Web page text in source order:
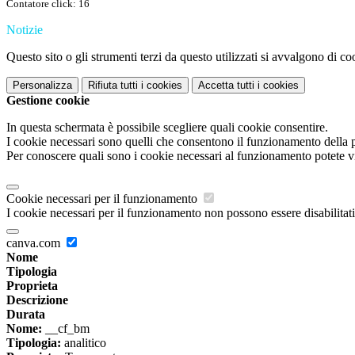
Contatore click: 16
Notizie
Questo sito o gli strumenti terzi da questo utilizzati si avvalgono di
Personalizza Rifiuta tutti i cookies Accetta tutti i cookies
Gestione cookie
In questa schermata è possibile scegliere quali cookie consentire.
I cookie necessari sono quelli che consentono il funzionamento
Per conoscere quali sono i cookie necessari al funzionamento potete
Cookie necessari per il funzionamento
I cookie necessari per il funzionamento non possono essere
canva.com
Nome
Tipologia
Proprieta
Descrizione
Durata
Nome: __cf_bm
Tipologia: analitico